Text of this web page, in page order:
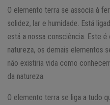
O elemento terra se associa à
solidez, lar e humidade. Está
está a nossa consciência. Este
natureza, os demais elementos
não existiria vida como
da natureza.
O elemento terra se liga a tudo